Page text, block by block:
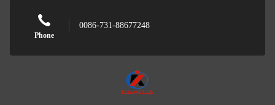
Phone
0086-731-88677248